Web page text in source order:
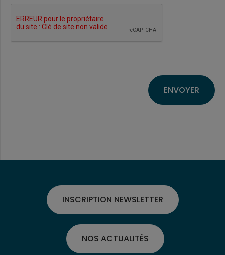
INSCRIPTION NEWSLETTER
NOS ACTUALITÉS